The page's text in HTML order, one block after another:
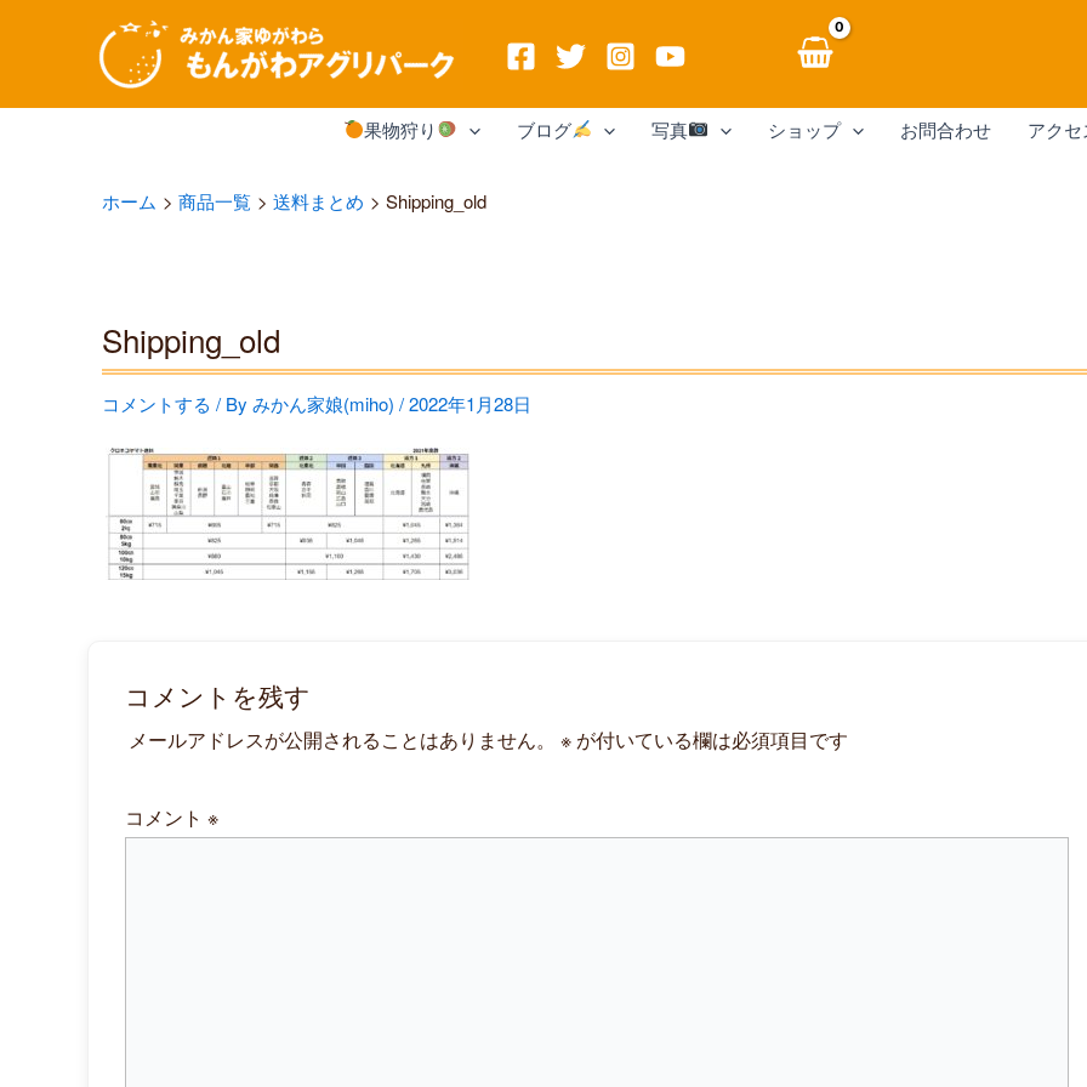
内
果物狩り ブログ 写真 ショップ お問合わせ アクセ
ホーム 商品一覧 送料まとめ Shipping_old
Shipping_old
コメントする / By みかん家娘(miho) /2022年1月28日
コメントを残す
メールアドレスが公開されることはありません。 ※ が付いている欄は必須項目です
コメント ※